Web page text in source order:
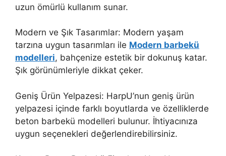
uzun ömürlü kullanım sunar.
Modern ve Şık Tasarımlar: Modern yaşam
tarzına uygun tasarımları ile Modern barbekü
modelleri, bahçenize estetik bir dokunuş katar.
Şık görünümleriyle dikkat çeker.
Geniş Ürün Yelpazesi: HarpU’nun geniş ürün
yelpazesi içinde farklı boyutlarda ve özelliklerde
beton barbekü modelleri bulunur. İhtiyacınıza
uygun seçenekleri değerlendirebilirsiniz.